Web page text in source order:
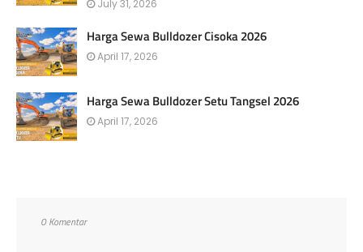
July 31, 2026
Harga Sewa Bulldozer Cisoka 2026
April 17, 2026
Harga Sewa Bulldozer Setu Tangsel 2026
April 17, 2026
0 Komentar